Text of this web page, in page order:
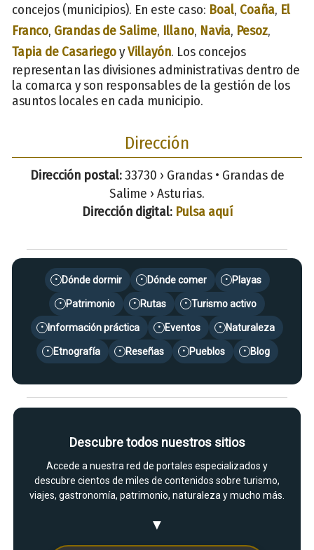
concejos (municipios). En este caso: Boal, Coaña, El
Franco, Grandas de Salime, Illano, Navia, Pesoz,
Tapia de CasariegoyVillayón. Los concejos
representan las divisiones administrativas dentro de
la comarca y son responsables de la gestión de los
asuntos locales en cada municipio.
Dirección
Dirección postal:33730 › Grandas • Grandas de
Salime › Asturias.
Dirección digital: Pulsa aquí
• Dónde dormir • Dónde comer • Playas
• Patrimonio • Rutas • Turismo activo
• Información práctica • Eventos • Naturaleza
• Etnografía • Reseñas • Pueblos • Blog
Descubre todos nuestros sitios
Accede a nuestra red de portales especializados y
descubre cientos de miles de contenidos sobre turismo,
viajes, gastronomía, patrimonio, naturaleza y mucho más.
▼